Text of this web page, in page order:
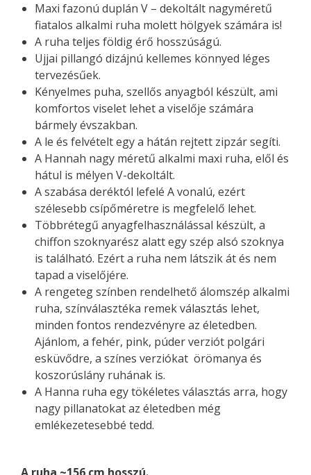
Maxi fazonú duplán V – dekoltált nagyméretű
fiatalos alkalmi ruha molett hölgyek számára is!
A ruha teljes földig érő hosszúságú.
Ujjai pillangó dizájnú kellemes könnyed léges
tervezésűek.
Kényelmes puha, szellős anyagból készült, ami
komfortos viselet lehet a viselője számára
bármely évszakban.
A le és felvételt egy a hátán rejtett zipzár segíti.
A Hannah nagy méretű alkalmi maxi ruha, elől és
hátul is mélyen V-dekoltált.
A szabása deréktól lefelé A vonalú, ezért
szélesebb csípőméretre is megfelelő lehet.
Többrétegű anyagfelhasználással készült, a
chiffon szoknyarész alatt egy szép alsó szoknya
is található. Ezért a ruha nem látszik át és nem
tapad a viselőjére.
A rengeteg színben rendelhető álomszép alkalmi
ruha, színválasztéka remek választás lehet,
minden fontos rendezvényre az életedben.
Ajánlom, a fehér, pink, púder verziót polgári
esküvődre, a színes verziókat örömanya és
koszorúslány ruhának is.
A Hanna ruha egy tökéletes választás arra, hogy
nagy pillanatokat az életedben még
emlékezetesebbé tedd.